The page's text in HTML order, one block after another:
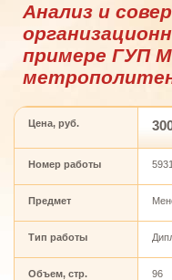
Анализ и
примере ГУП
Цена, руб.
Номер работы 5931
Предмет
Тип работы
Объем, стр. 96